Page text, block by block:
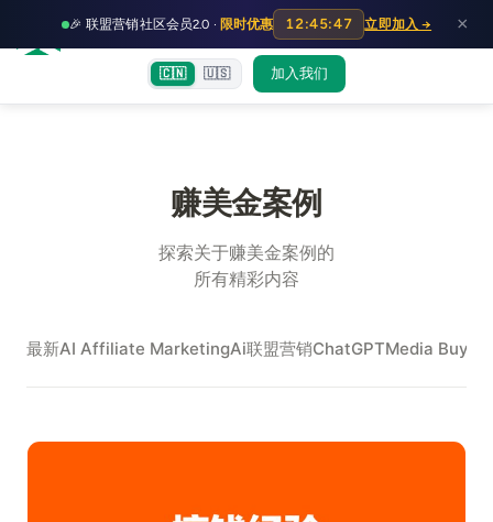
🎉 联盟营销社区会员2.0 · 限时优惠 12:45:47 立即加入 → ×
富裕者联盟 首页文章训练营
HOT
出海教程 认知偏差指南社群交流
🇨🇳 🇺🇸 加入我们
赚美金案例
探索关于赚美金案例的
所有精彩内容
最新AI Affiliate MarketingAi联盟营销ChatGPTMedia Buy